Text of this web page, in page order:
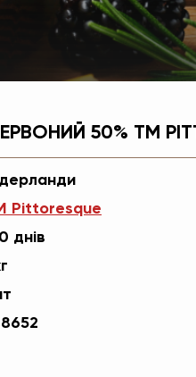
50% ТМ
Pittoresque
днів